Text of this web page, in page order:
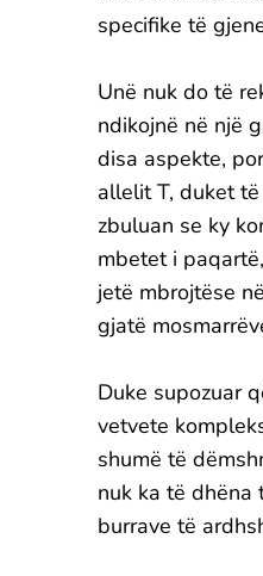
specifike të
Unë nuk do të
ndikojnë në një
disa aspekte,
allelit T, duket
zbuluan se ky
mbetet i
jetë mbrojtëse
gjatë
Duke supozuar
vetvete
shumë të
nuk ka të dhëna
burrave të